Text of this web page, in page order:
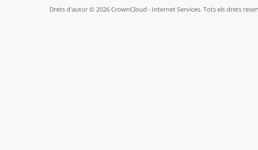
Drets d'autor © 2026 CrownCloud - Internet Services. Tots els drets